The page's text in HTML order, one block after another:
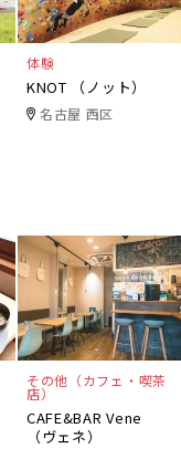
体験
KNOT （ノット）
名古屋 西区
その他（カフェ・喫茶
店）
CAFE&BAR Vene
（ヴェネ）